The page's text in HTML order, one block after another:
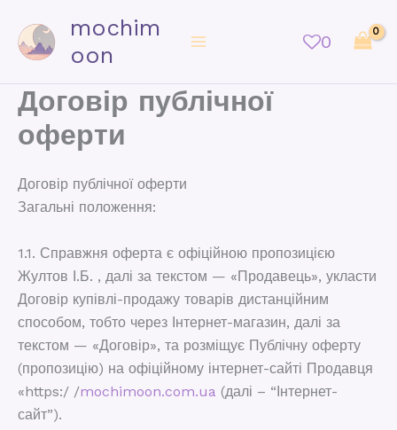
0
mochim
oon
Договір публічної
оферти
Договір публічної оферти
Загальні положення:
1.1. Справжня оферта є офіційною пропозицією
Жултов І.Б. , далі за текстом — «Продавець», укласти
Договір купівлі-продажу товарів дистанційним
способом, тобто через Інтернет-магазин, далі за
текстом — «Договір», та розміщує Публічну оферту
(пропозицію) на офіційному інтернет-сайті Продавця
«https:/ /mochimoon.com.ua (далі – “Інтернет-
сайт”).